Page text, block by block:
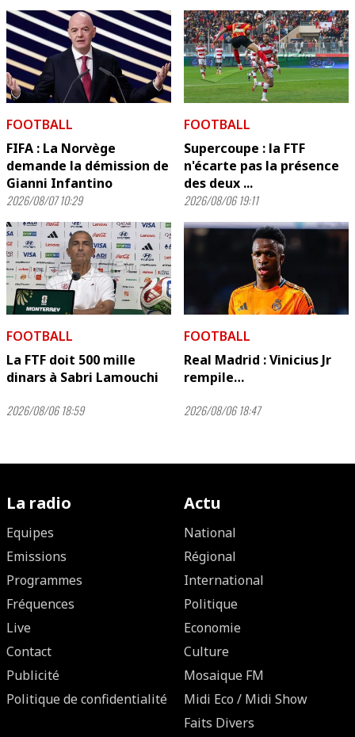
FOOTBALL
FIFA : La Norvège
demande la démission de
Gianni Infantino
2026/08/07 10:29
FOOTBALL
Supercoupe : la FTF
n'écarte pas la présence
des deux ...
2026/08/06 19:11
FOOTBALL
La FTF doit 500 mille
dinars à Sabri Lamouchi
2026/08/06 18:59
FOOTBALL
Real Madrid : Vinicius Jr
rempile…
2026/08/06 18:47
La radio
Equipes
Emissions
Programmes
Fréquences
Live
Contact
Publicité
Politique de confidentialité
Actu
National
Régional
International
Politique
Economie
Culture
Mosaique FM
Midi Eco / Midi Show
Faits Divers